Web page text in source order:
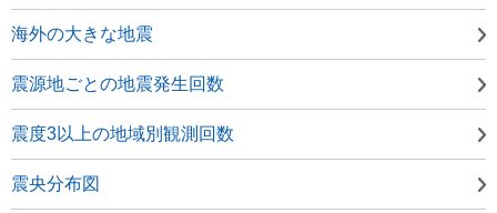
海外の大きな地震
震源地ごとの地震発生回数
震度3以上の地域別観測回数
震央分布図